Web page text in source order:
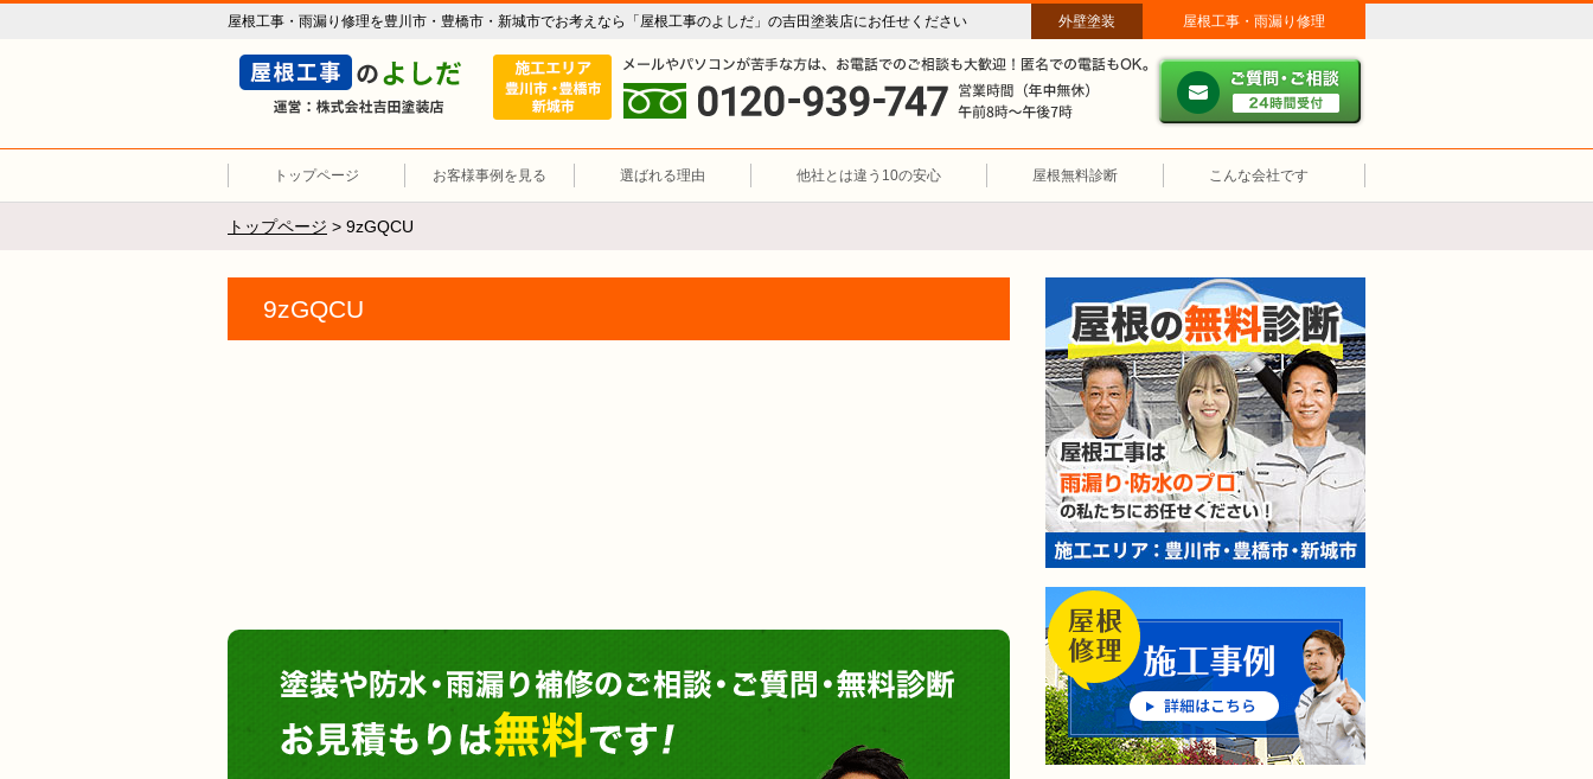
屋根工事・雨漏り修理を豊川市・豊橋市・新城市でお考えなら「屋根工事のよしだ」の吉田塗装店にお任せください 外壁塗装 屋根工事・雨漏り修理
屋根修理職人直営店「屋根工事のよしだ」
施工エリア 豊川市・豊橋市・新城市
メールやパソコンが苦手な方は、お電話でのご相談も大歓迎！
0120-939-747
営業時間（年中無休） 午前8時～午後7時
トップページ お客様事例を見る 選ばれる理由 他社とは違う10の安心 屋根無料診断 こんな会社です
トップページ > 9zGQCU
9zGQCU
塗装や防水・雨漏り補修のご相談・ご質問・無